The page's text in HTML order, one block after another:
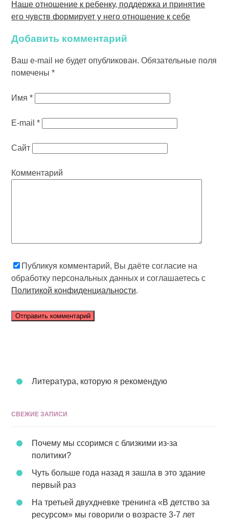
Наше отношение к ребенку, поддержка и принятие
его чувств формирует у него отношение к себе
Добавить комментарий
Ваш e-mail не будет опубликован. Обязательные поля
помечены*
Имя*
E-mail*
Сайт
Комментарий
Публикуя комментарий, Вы даёте согласие на
обработку персональных данных и соглашаетесь с
Политикой конфиденциальности.
Литература, которую я рекомендую
СВЕЖИЕ ЗАПИСИ
Почему мы ссоримся с близкими из-за
политики?
Чуть больше года назад я зашла в это здание
первый раз
На третьей двухдневке тренинга «В детство за
ресурсом» мы говорили о возрасте 3-7 лет